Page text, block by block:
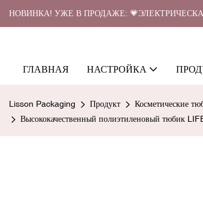
НОВИНКА! УЖЕ В ПРОДАЖЕ:
ГЛАВНАЯ НАСТРОЙКА
Lisson Packaging Продукт Косметические
Высококачественный полиэтиленовый тюбик